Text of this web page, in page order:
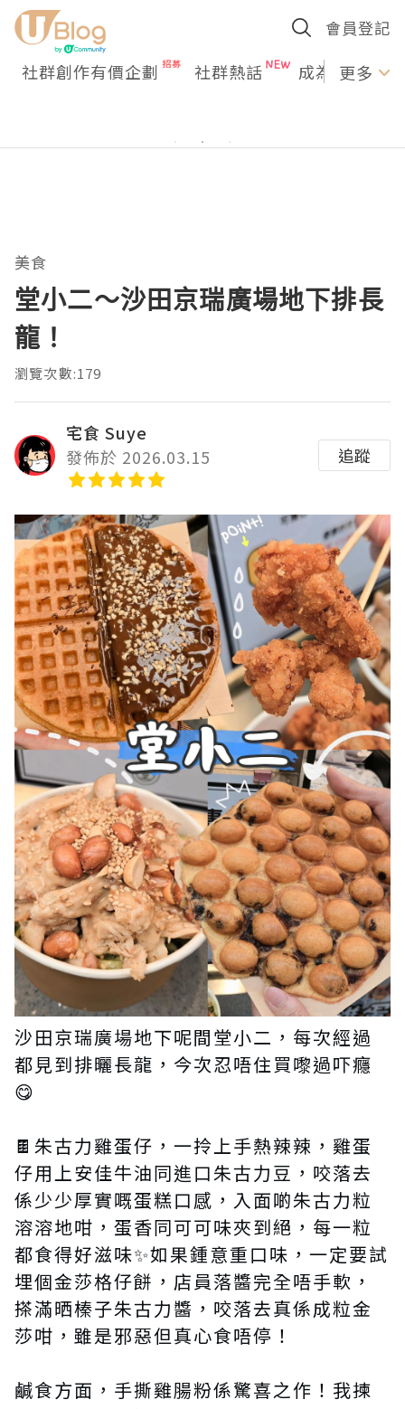
會員登記
社群創作有價企劃 社群熱話 成為U更多
美食
堂小二～沙田京瑞廣場地下排長
龍！
瀏覽次數:179
宅食 Suye
發佈於 2026.03.15
追蹤
沙田京瑞廣場地下呢間堂小二，每次經過
都見到排曬長龍，今次忍唔住買嚟過吓癮
😋
🍫朱古力雞蛋仔，一拎上手熱辣辣，雞蛋
仔用上安佳牛油同進口朱古力豆，咬落去
係少少厚實嘅蛋糕口感，入面啲朱古力粒
溶溶地咁，蛋香同可可味夾到絕，每一粒
都食得好滋味✨如果鍾意重口味，一定要試
埋個金莎格仔餅，店員落醬完全唔手軟，
搽滿晒榛子朱古力醬，咬落去真係成粒金
莎咁，雖是邪惡但真心食唔停！
鹹食方面，手撕雞腸粉係驚喜之作！我揀